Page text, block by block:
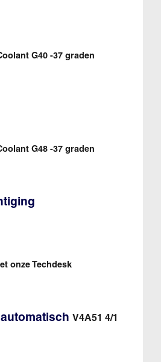
G40 -37 graden
G48 -37 graden
onze Techdesk
V4A51 4/1